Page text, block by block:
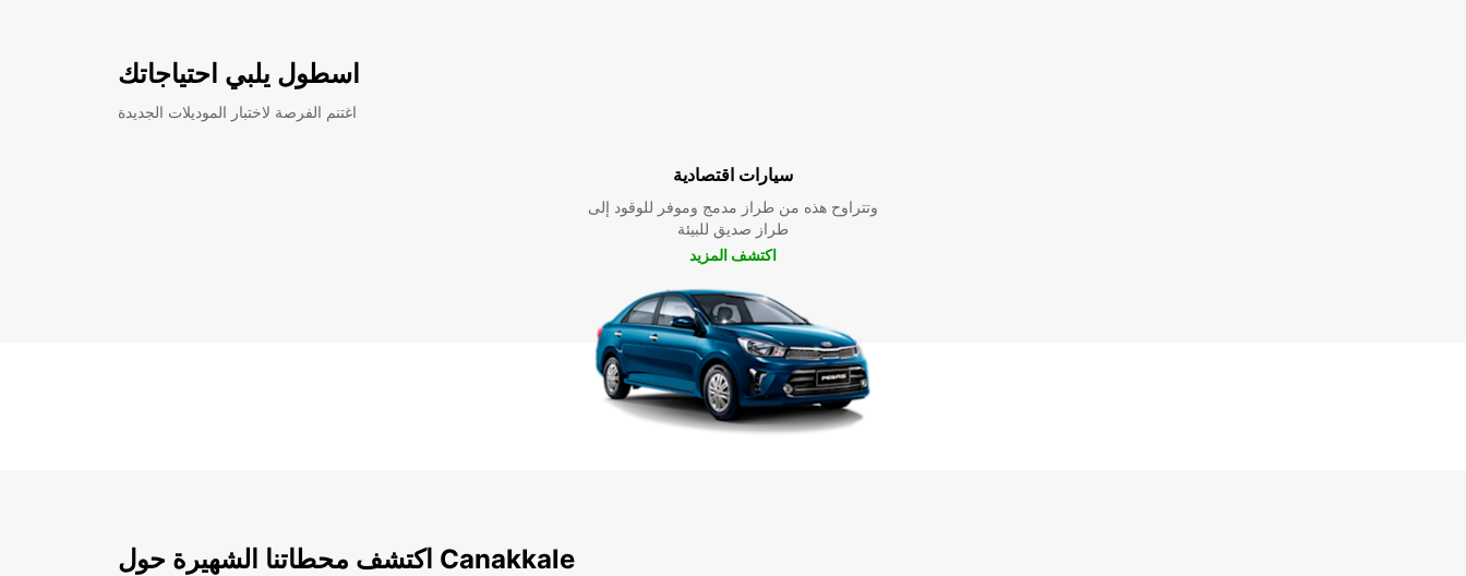
اسطول يلبي احتياجاتك
اغتنم الفرصة لاختبار الموديلات الجديدة
سيارات اقتصادية
وتتراوح هذه من طراز مدمج وموفر للوقود إلى
طراز صديق للبيئة
اكتشف المزيد
اكتشف محطاتنا الشهيرة حول Canakkale